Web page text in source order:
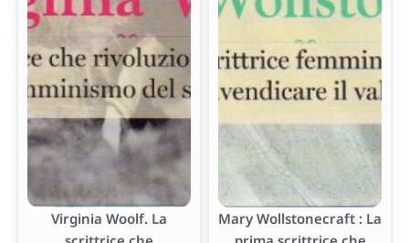
Virginia Woolf. La
Mary Wollstonecraft : La